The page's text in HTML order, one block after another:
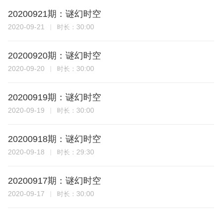
20200921期：谜幻时空
2020-09-21 时长： 30:00
20200920期：谜幻时空
2020-09-20 时长： 30:00
20200919期：谜幻时空
2020-09-19 时长： 30:00
20200918期：谜幻时空
2020-09-18 时长： 29:30
20200917期：谜幻时空
2020-09-17 时长： 30:00